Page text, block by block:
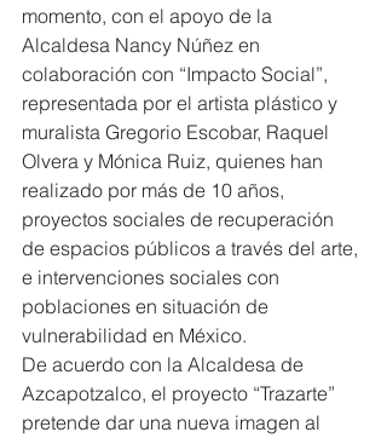
momento, con el apoyo de la
Alcaldesa Nancy Núñez en
colaboración con “Impacto Social”,
representada por el artista plástico y
muralista Gregorio Escobar, Raquel
Olvera y Mónica Ruiz, quienes han
realizado por más de 10 años,
proyectos sociales de recuperación
de espacios públicos a través del arte,
e intervenciones sociales con
poblaciones en situación de
vulnerabilidad en México.
De acuerdo con la Alcaldesa de
Azcapotzalco, el proyecto “Trazarte”
pretende dar una nueva imagen al